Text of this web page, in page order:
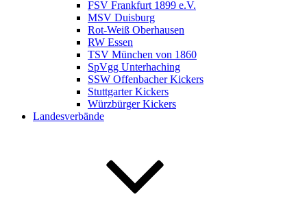
FSV Frankfurt 1899 e.V.
MSV Duisburg
Rot-Weiß Oberhausen
RW Essen
TSV München von 1860
SpVgg Unterhaching
SSW Offenbacher Kickers
Stuttgarter Kickers
Würzbürger Kickers
Landesverbände